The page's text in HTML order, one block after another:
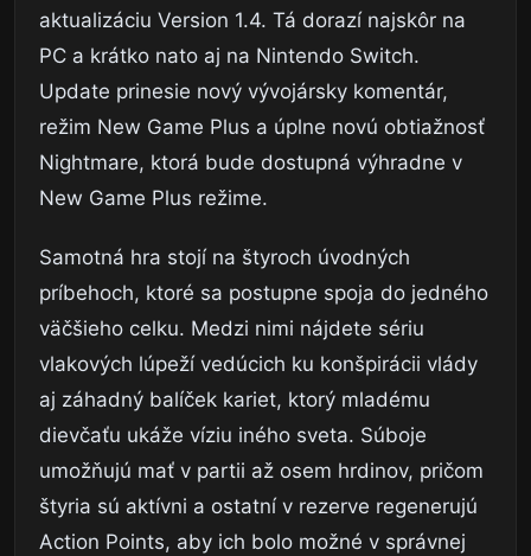
aktualizáciu Version 1.4. Tá dorazí najskôr na
PC a krátko nato aj na Nintendo Switch.
Update prinesie nový vývojársky komentár,
režim New Game Plus a úplne novú obtiažnosť
Nightmare, ktorá bude dostupná výhradne v
New Game Plus režime.
Samotná hra stojí na štyroch úvodných
príbehoch, ktoré sa postupne spoja do jedného
väčšieho celku. Medzi nimi nájdete sériu
vlakových lúpeží vedúcich ku konšpirácii vlády
aj záhadný balíček kariet, ktorý mladému
dievčaťu ukáže víziu iného sveta. Súboje
umožňujú mať v partii až osem hrdinov, pričom
štyria sú aktívni a ostatní v rezerve regenerujú
Action Points, aby ich bolo možné v správnej